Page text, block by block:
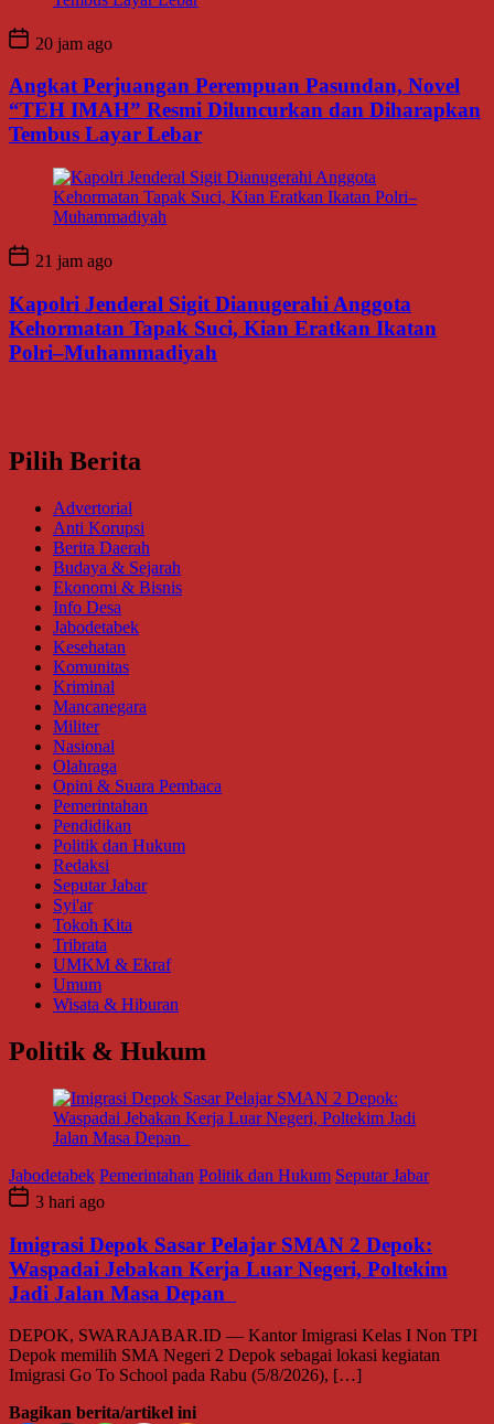
20 jam ago
Angkat Perjuangan Perempuan Pasundan, Novel
“TEH IMAH” Resmi Diluncurkan dan Diharapkan
Tembus Layar Lebar
21 jam ago
Kapolri Jenderal Sigit Dianugerahi Anggota
Kehormatan Tapak Suci, Kian Eratkan Ikatan
Polri–Muhammadiyah
Pilih Berita
Advertorial
Anti Korupsi
Berita Daerah
Budaya & Sejarah
Ekonomi & Bisnis
Info Desa
Jabodetabek
Kesehatan
Komunitas
Kriminal
Mancanegara
Militer
Nasional
Olahraga
Opini & Suara Pembaca
Pemerintahan
Pendidikan
Politik dan Hukum
Redaksi
Seputar Jabar
Syi'ar
Tokoh Kita
Tribrata
UMKM & Ekraf
Umum
Wisata & Hiburan
Politik & Hukum
Jabodetabek Pemerintahan Politik dan Hukum Seputar Jabar
3 hari ago
Imigrasi Depok Sasar Pelajar SMAN 2 Depok:
Waspadai Jebakan Kerja Luar Negeri, Poltekim
Jadi Jalan Masa Depan
DEPOK, SWARAJABAR.ID — Kantor Imigrasi Kelas I Non TPI
Depok memilih SMA Negeri 2 Depok sebagai lokasi kegiatan
Imigrasi Go To School pada Rabu (5/8/2026), […]
Bagikan berita/artikel ini